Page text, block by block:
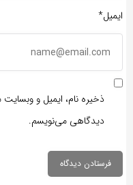
ایمیل*
ذخیره نام، ایمیل و وبسایت
دیدگاهی می‌نویسم.